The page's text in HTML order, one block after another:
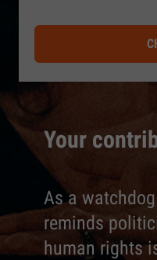
Your
As a
reminds
human rights